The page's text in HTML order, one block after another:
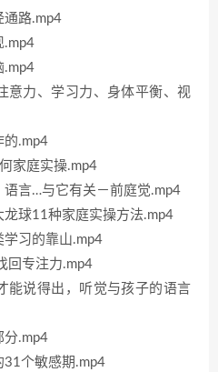
通路.mp4
.mp4
.mp4
意力、学习力、身体平衡、视
的.mp4
家庭实操.mp4
言…与它有关－前庭觉.mp4
球11种家庭实操方法.mp4
习的靠山.mp4
回专注力.mp4
能说得出，听觉与孩子的语言
分.mp4
31个敏感期.mp4